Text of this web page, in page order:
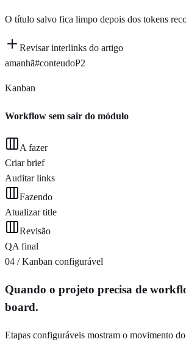
O título salvo fica limpo depois dos tokens
Revisar interlinks do artigo
amanhã#conteudoP2
Kanban
Workflow sem sair do módulo
A fazer
Criar brief
Auditar links
Fazendo
Atualizar title
Revisão
QA final
04 / Kanban configurável
Quando o projeto precisa de
board.
Etapas configuráveis mostram o movimento